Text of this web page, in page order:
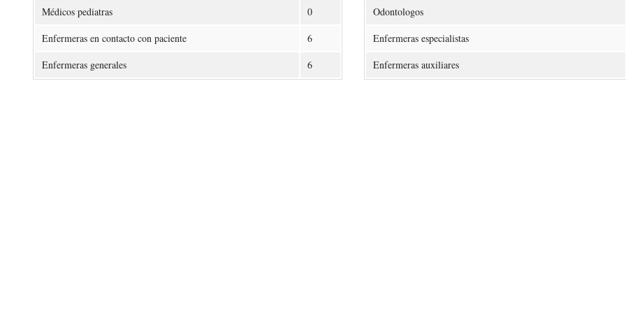
Médicos pediatras
0
Enfermeras en contacto con paciente
6
Enfermeras generales
6
Odontologos
Enfermeras especialistas
Enfermeras auxiliares